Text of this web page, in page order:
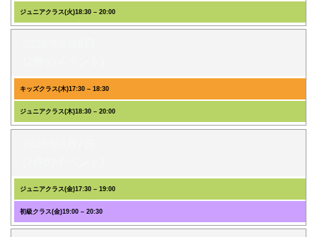
ジュニアクラス(火)18:30 – 20:00
キッズクラス(木)17:30 – 18:30
ジュニアクラス(木)18:30 – 20:00
ジュニアクラス(金)17:30 – 19:00
初級クラス(金)19:00 – 20:30